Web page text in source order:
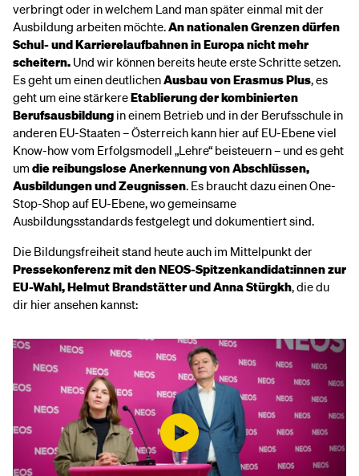
verbringt oder in welchem Land man später einmal mit der
Ausbildung arbeiten möchte.An nationalen Grenzen dürfen
Schul- und Karrierelaufbahnen in Europa nicht mehr
scheitern. Und wir können bereits heute erste Schritte setzen.
Es geht um einen deutlichenAusbau von Erasmus Plus, es
geht um eine stärkereEtablierung der kombinierten
Berufsausbildung in einem Betrieb und in der Berufsschule in
anderen EU-Staaten – Österreich kann hier auf EU-Ebene viel
Know-how vom Erfolgsmodell „Lehre“ beisteuern – und es geht
um die reibungslose Anerkennung von Abschlüssen,
Ausbildungen und Zeugnissen. Es braucht dazu einen One-
Stop-Shop auf EU-Ebene, wo gemeinsame
Ausbildungsstandards festgelegt und dokumentiert sind.
Die Bildungsfreiheit stand heute auch im Mittelpunkt der
Pressekonferenz mit den NEOS-Spitzenkandidat:innen zur
EU-Wahl, Helmut Brandstätter und Anna Stürgkh, die du
dir hier ansehen kannst: